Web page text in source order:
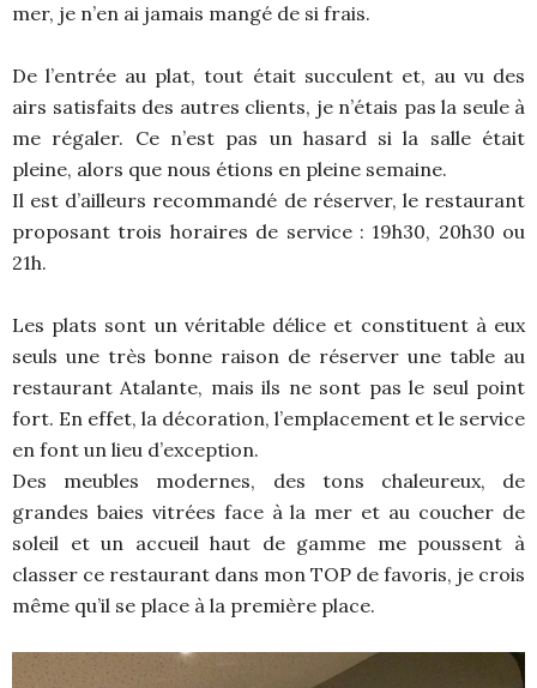
mer, je n’en ai jamais mangé de si frais.
De l’entrée au plat, tout était succulent et, au vu des
airs satisfaits des autres clients, je n’étais pas la seule à
me régaler. Ce n’est pas un hasard si la salle était
pleine, alors que nous étions en pleine semaine.
Il est d’ailleurs recommandé de réserver, le restaurant
proposant trois horaires de service : 19h30, 20h30 ou
21h.
Les plats sont un véritable délice et constituent à eux
seuls une très bonne raison de réserver une table au
restaurant Atalante, mais ils ne sont pas le seul point
fort. En effet, la décoration, l’emplacement et le service
en font un lieu d’exception.
Des meubles modernes, des tons chaleureux, de
grandes baies vitrées face à la mer et au coucher de
soleil et un accueil haut de gamme me poussent à
classer ce restaurant dans mon TOP de favoris, je crois
même qu’il se place à la première place.